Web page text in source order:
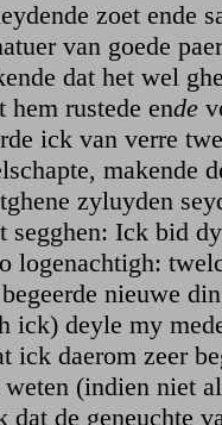
zoet ende
van goede
dat het wel
rustede ende
ick van verre
makende
zyluyden
segghen: Ick bid
logenachtigh:
nieuwe
ick) deyle my
ick daerom zeer
(indien niet
dat de geneuchte